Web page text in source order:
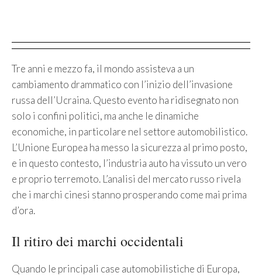
Tre anni e mezzo fa, il mondo assisteva a un
cambiamento drammatico con l’inizio dell’invasione
russa dell’Ucraina. Questo evento ha ridisegnato non
solo i confini politici, ma anche le dinamiche
economiche, in particolare nel settore automobilistico.
L’Unione Europea ha messo la sicurezza al primo posto,
e in questo contesto, l’industria auto ha vissuto un vero
e proprio terremoto. L’analisi del mercato russo rivela
che i marchi cinesi stanno prosperando come mai prima
d’ora.
Il ritiro dei marchi occidentali
Quando le principali case automobilistiche di Europa,